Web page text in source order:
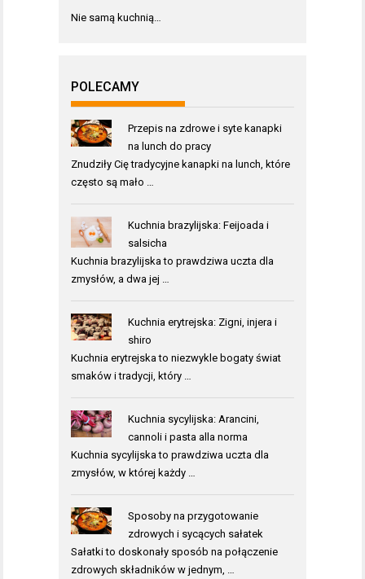
Nie samą kuchnią…
POLECAMY
Przepis na zdrowe i syte kanapki
na lunch do pracy
Znudziły Cię tradycyjne kanapki na lunch, które
często są mało …
Kuchnia brazylijska: Feijoada i
salsicha
Kuchnia brazylijska to prawdziwa uczta dla
zmysłów, a dwa jej …
Kuchnia erytrejska: Zigni, injera i
shiro
Kuchnia erytrejska to niezwykle bogaty świat
smaków i tradycji, który …
Kuchnia sycylijska: Arancini,
cannoli i pasta alla norma
Kuchnia sycylijska to prawdziwa uczta dla
zmysłów, w której każdy …
Sposoby na przygotowanie
zdrowych i sycących sałatek
Sałatki to doskonały sposób na połączenie
zdrowych składników w jednym, …